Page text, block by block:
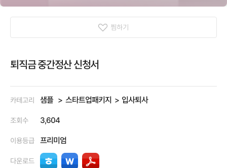
찜하기
퇴직금 중간정산 신청서
카테고리 샘플 스타트업패키지 입사퇴사
조회수 3,604
이용등급 프리미엄
다운로드